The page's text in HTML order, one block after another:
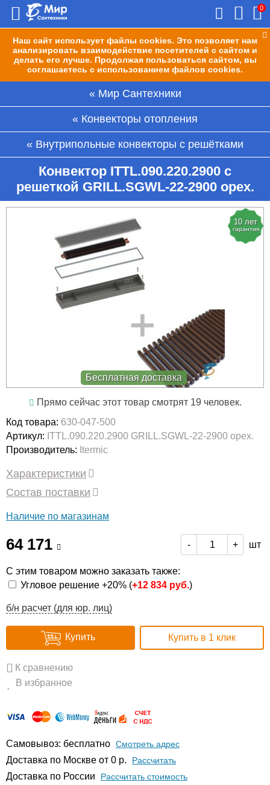
Наш сайт использует файлы cookies. Это позволяет нам
анализировать взаимодействие посетителей с сайтом и
делать его лучше. Продолжая пользоваться сайтом, вы
соглашаетесь с использованием файлов cookies.
0
Мир Сантехники
Конвекторы отопления
Внутрипольные конвекторы с решётками
Конвектор ITTL.090.220.2900 с
решеткой GRILL.SGWL-22-2900 орех.
10 лет
гарантия
Бесплатная доставка
Прямо сейчас этот товар смотрят 19 человек.
Код товара: 630-047-500
Артикул: ITTL.090.220.2900 GRILL.SGWL-22-2900 орех.
Производитель: Itermic
Характеристики
Состав поставки
Наличие по магазинам
64 171 - + шт
С этим товаром можно заказать также:
Угловое решение +20% (+12 834 руб.)
б/н расчет (для юр. лиц)
Купить Купить в 1 клик
К сравнению
В избранное
Самовывоз: бесплатно Смотреть адрес
Доставка по Москве от 0 р. Расcчитать
Доставка по России Рассчитать стоимость